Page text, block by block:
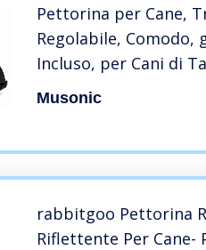
Pettorina per Cane,
Regolabile, Comodo,
Incluso, per Cani di
Piccola, Media e
Musonic
rabbitgoo Pettorina
Riflettente Per Cane-